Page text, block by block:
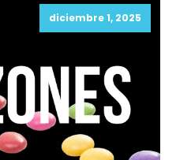
diciembre 1, 2025